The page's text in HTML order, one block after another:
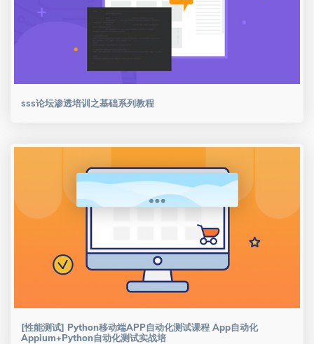
sss论坛渗透培训之基础系列教程
[性能测试] Python移动端APP自动化测试课程 App自动化
Appium+Python自动化测试实战培